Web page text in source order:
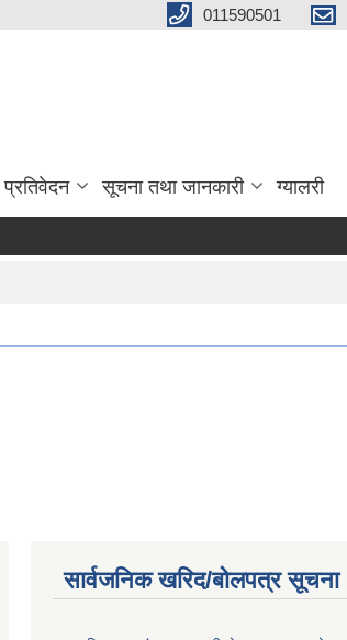
011590501
प्रतिवेदन सूचना तथा जानकारी ग्यालरी
सार्वजनिक खरिद/बोलपत्र सूचना